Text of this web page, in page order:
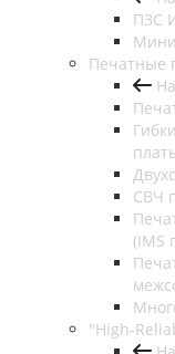
ПЗС
Печатные
СВЧ
(IMS
"High-